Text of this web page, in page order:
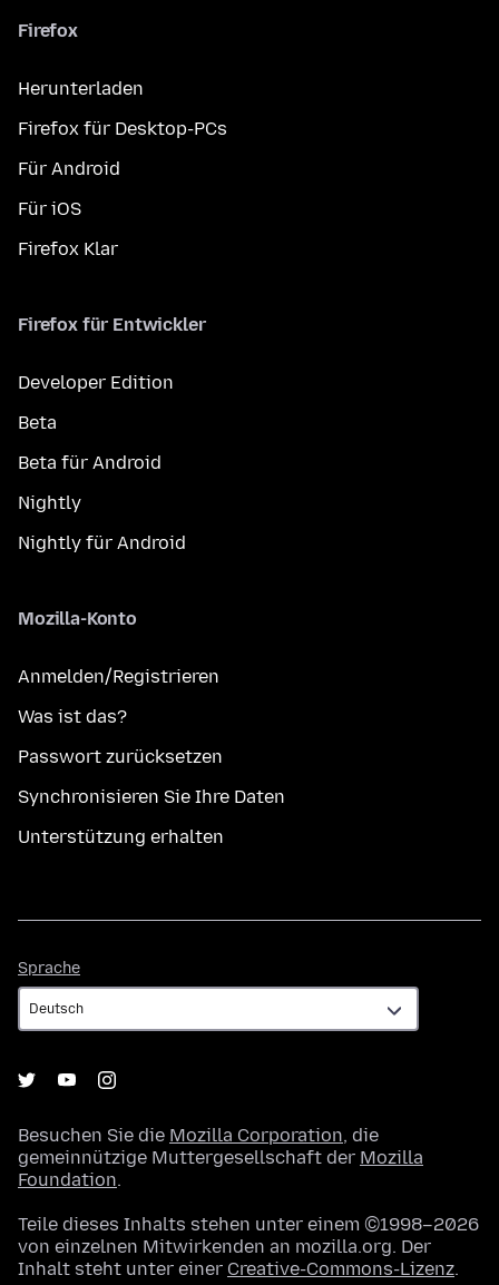
Firefox
Herunterladen
Firefox für Desktop-PCs
Für Android
Für iOS
Firefox Klar
Firefox für Entwickler
Developer Edition
Beta
Beta für Android
Nightly
Nightly für Android
Mozilla-Konto
Anmelden/Registrieren
Was ist das?
Passwort zurücksetzen
Synchronisieren Sie Ihre Daten
Unterstützung erhalten
Sprache
Besuchen Sie die Mozilla Corporation, die
gemeinnützige Muttergesellschaft der Mozilla
Foundation.
Teile dieses Inhalts stehen unter einem ©1998–2026
von einzelnen Mitwirkenden an mozilla.org. Der
Inhalt steht unter einer Creative-Commons-Lizenz.